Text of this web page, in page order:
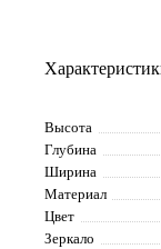
Высота
Глубина
Ширина
Материал
Цвет
Зеркало